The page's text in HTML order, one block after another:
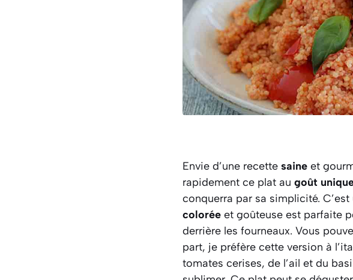
Envie d’une recette saine et
rapidement ce plat au goût
conquerra par sa simplicité. C’est
colorée et goûteuse est parfaite
derrière les fourneaux. Vous
part, je préfère cette version à
tomates cerises, de l’ail et du